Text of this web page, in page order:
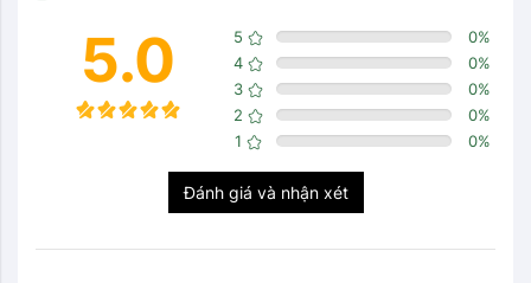
5.0 5 0%
4
0%
3
0%
2
0%
1
0%
Đánh giá và nhận xét